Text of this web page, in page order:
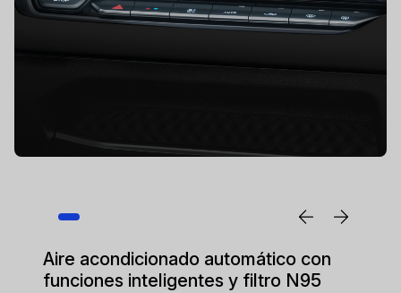
Aire acondicionado automático con
funciones inteligentes y filtro N95